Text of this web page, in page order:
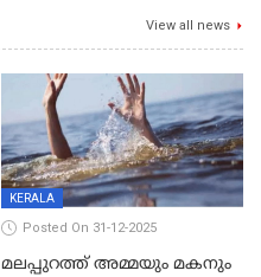
View all news
KERALA
Posted On 31-12-2025
മലപ്പുറത്ത് അമ്മയും മകനും